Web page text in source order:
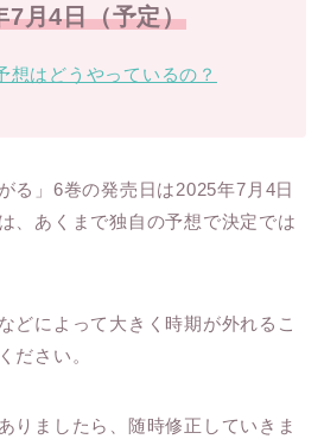
7月4日（予定）
想はどうやっているの？
る」6巻の発売日は2025年7月4日
、あくまで独自の予想で決定では
どによって大きく時期が外れるこ
ださい。
りましたら、随時修正していきま